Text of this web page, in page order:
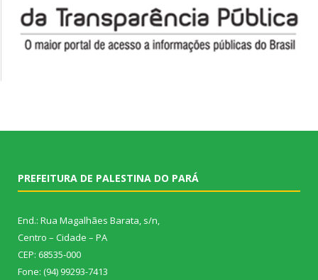
PREFEITURA DE PALESTINA DO PARÁ
End.: Rua Magalhães Barata, s/n,
Centro – Cidade – PA
CEP: 68535-000
Fone: (94) 99293-7413